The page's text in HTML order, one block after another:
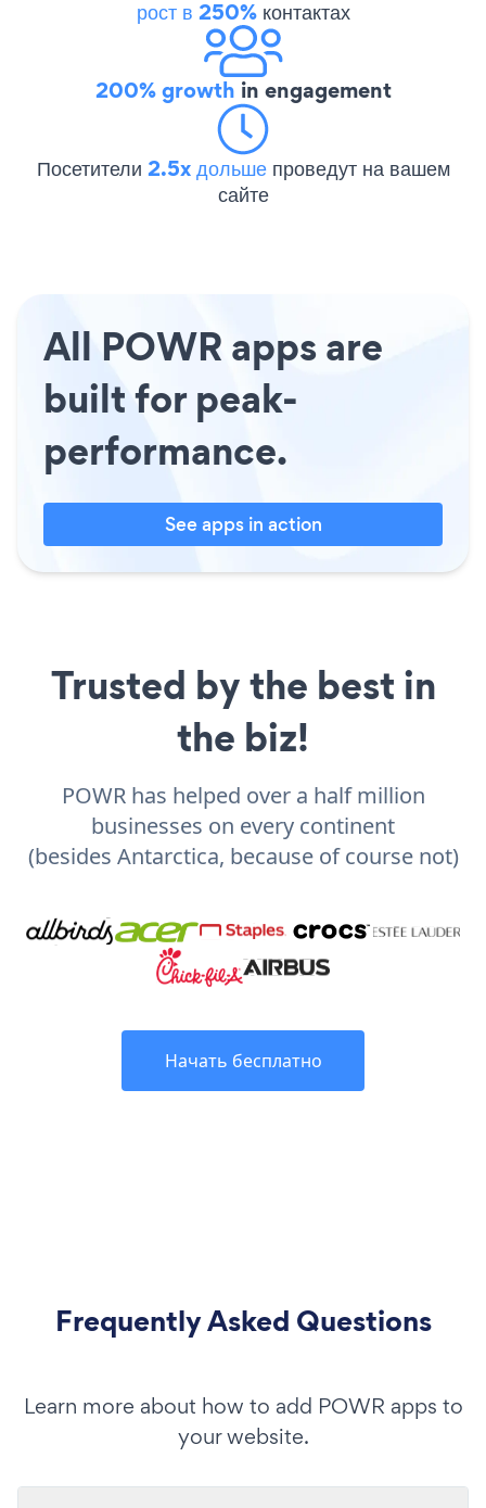
рост в 250%контактах
200% growth in engagement
Посетители 2.5x дольше проведут на вашем
сайте
All POWR apps are
built for peak-
performance.
See apps in action
Trusted by the best in
the biz!
POWR has helped over a half million
businesses on every continent
(besides Antarctica, because of course not)
Начать бесплатно
Frequently Asked Questions
Learn more about how to add POWR apps to
your website.